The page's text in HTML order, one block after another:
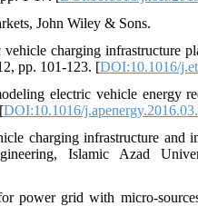
John Wiley & Sons.
charging infrastructure
pp. 101-123. [DOI:10.1016/
electric vehicle energy
DOI:10.1016/
charging infrastructure and
Islamic Azad
power grid with micro-